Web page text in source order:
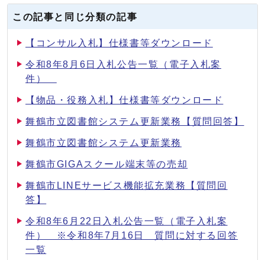
この記事と同じ分類の記事
【コンサル入札】仕様書等ダウンロード
令和8年8月6日入札公告一覧（電子入札案
件）
【物品・役務入札】仕様書等ダウンロード
舞鶴市立図書館システム更新業務【質問回答】
舞鶴市立図書館システム更新業務
舞鶴市GIGAスクール端末等の売却
舞鶴市LINEサービス機能拡充業務【質問回
答】
令和8年6月22日入札公告一覧（電子入札案
件） ※令和8年7月16日 質問に対する回答
一覧